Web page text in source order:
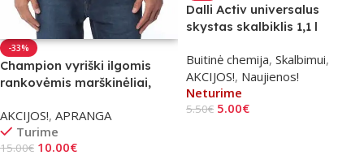
-33%
Champion vyriški ilgomis
rankovėmis marškinėliai,
AKCIJOS!, APRANGA
Turime
15.00€ 10.00€
Dalli Activ universalus
skystas skalbiklis 1,1 l
Buitinė chemija, Skalbimui,
AKCIJOS!, Naujienos!
Neturime
5.50€ 5.00€